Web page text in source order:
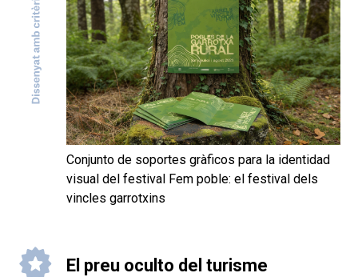
Conjunto de soportes gràficos para la identidad
visual del festival Fem poble: el festival dels
vincles garrotxins
El preu oculto del turisme